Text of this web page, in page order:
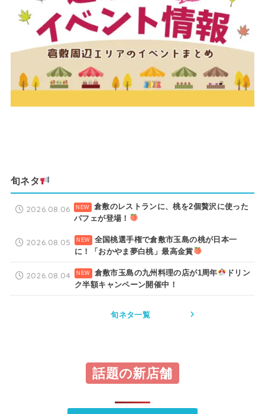
旬ネタ
倉敷のレストランに、桃を2個贅沢に使った
パフェが登場！
2026.08.06
全国桃選手権で倉敷市玉島の桃が日本一
に！「おかやま夢白桃」最高金賞
2026.08.05
倉敷市玉島の九州料理の店が1周年
ドリン
ク半額キャンペーン開催中！
2026.08.04
旬ネタ一覧
話題の新店舗